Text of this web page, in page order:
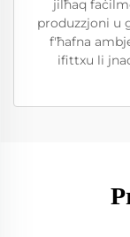
jilħaq
produzzjoni u
f'ħafna
ifittxu li